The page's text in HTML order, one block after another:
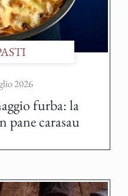
2026
furba: la
pane carasau